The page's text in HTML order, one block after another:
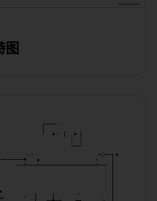
图